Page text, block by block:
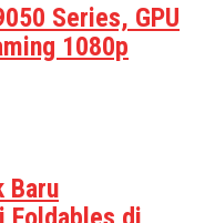
Series, GPU
1080p
Baru